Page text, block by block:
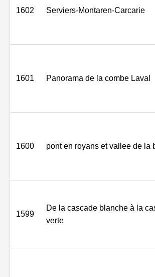
1602 Serviers-Montaren-Carcarie
1601 Panorama de la combe Laval
1600 pont en royans et vallee de la
1599
De la cascade blanche à la
verte